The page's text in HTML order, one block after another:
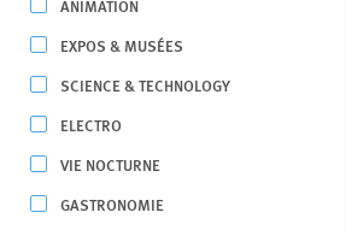
ANIMATION
EXPOS & MUSÉES
SCIENCE & TECHNOLOGY
ELECTRO
VIE NOCTURNE
GASTRONOMIE